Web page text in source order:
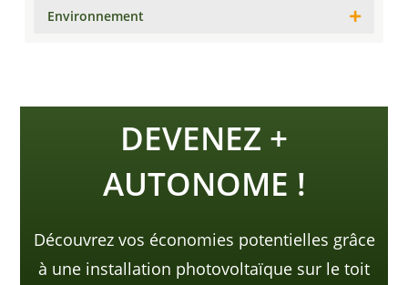
Environnement
DEVENEZ +
AUTONOME !
Découvrez vos économies potentielles grâce
à une installation photovoltaïque sur le toit